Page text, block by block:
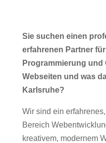
Sie suchen einen
erfahrenen Partner für
Programmierung und
Webseiten und was
Karlsruhe?
Wir sind ein
Bereich
kreativem, modernem